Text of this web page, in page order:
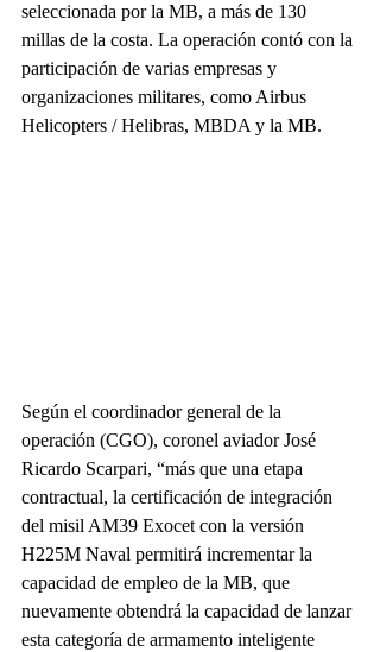
seleccionada por la MB, a más de 130
millas de la costa. La operación contó con la
participación de varias empresas y
organizaciones militares, como Airbus
Helicopters / Helibras, MBDA y la MB.
Según el coordinador general de la
operación (CGO), coronel aviador José
Ricardo Scarpari, “más que una etapa
contractual, la certificación de integración
del misil AM39 Exocet con la versión
H225M Naval permitirá incrementar la
capacidad de empleo de la MB, que
nuevamente obtendrá la capacidad de lanzar
esta categoría de armamento inteligente